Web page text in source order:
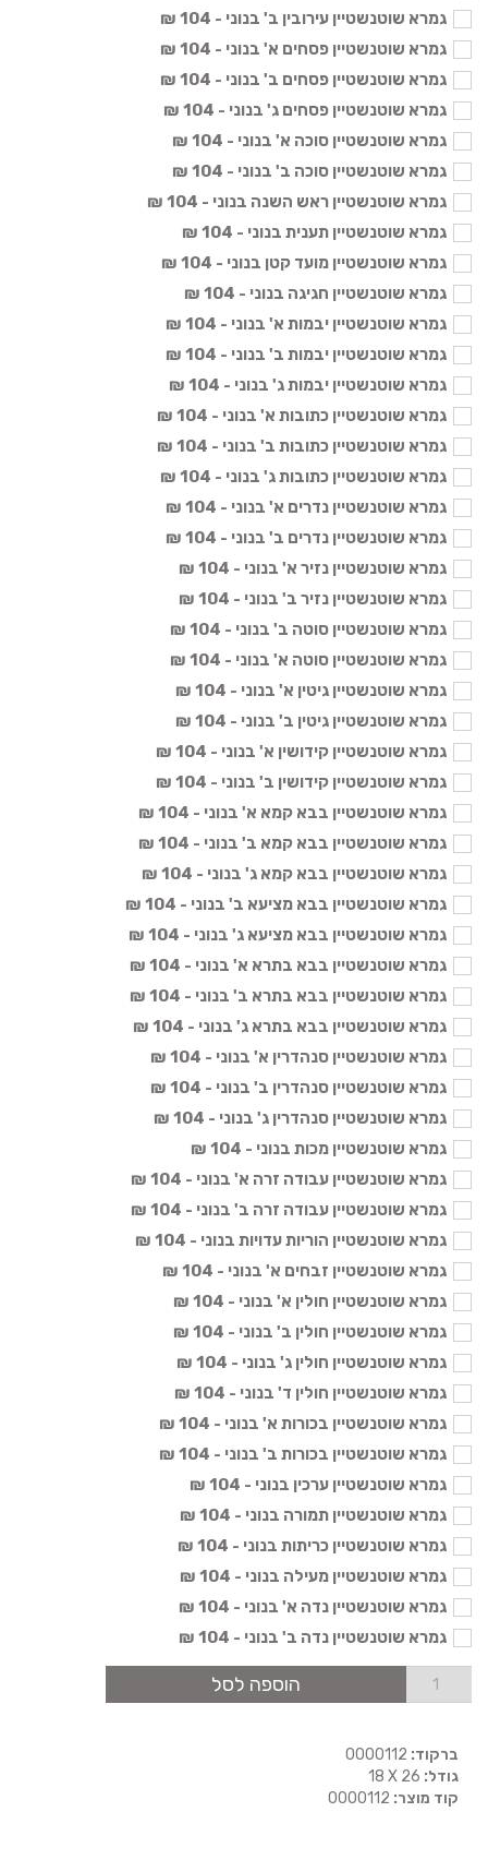
גמרא שוטנשטיין עירובין ב' בנוני - 104 ₪
גמרא שוטנשטיין פסחים א' בנוני - 104 ₪
גמרא שוטנשטיין פסחים ב' בנוני - 104 ₪
גמרא שוטנשטיין פסחים ג' בנוני - 104 ₪
גמרא שוטנשטיין סוכה א' בנוני - 104 ₪
גמרא שוטנשטיין סוכה ב' בנוני - 104 ₪
גמרא שוטנשטיין ראש השנה בנוני - 104 ₪
גמרא שוטנשטיין תענית בנוני - 104 ₪
גמרא שוטנשטיין מועד קטן בנוני - 104 ₪
גמרא שוטנשטיין חגיגה בנוני - 104 ₪
גמרא שוטנשטיין יבמות א' בנוני - 104 ₪
גמרא שוטנשטיין יבמות ב' בנוני - 104 ₪
גמרא שוטנשטיין יבמות ג' בנוני - 104 ₪
גמרא שוטנשטיין כתובות א' בנוני - 104 ₪
גמרא שוטנשטיין כתובות ב' בנוני - 104 ₪
גמרא שוטנשטיין כתובות ג' בנוני - 104 ₪
גמרא שוטנשטיין נדרים א' בנוני - 104 ₪
גמרא שוטנשטיין נדרים ב' בנוני - 104 ₪
גמרא שוטנשטיין נזיר א' בנוני - 104 ₪
גמרא שוטנשטיין נזיר ב' בנוני - 104 ₪
גמרא שוטנשטיין סוטה ב' בנוני - 104 ₪
גמרא שוטנשטיין סוטה א' בנוני - 104 ₪
גמרא שוטנשטיין גיטין א' בנוני - 104 ₪
גמרא שוטנשטיין גיטין ב' בנוני - 104 ₪
גמרא שוטנשטיין קידושין א' בנוני - 104 ₪
גמרא שוטנשטיין קידושין ב' בנוני - 104 ₪
גמרא שוטנשטיין בבא קמא א' בנוני - 104 ₪
גמרא שוטנשטיין בבא קמא ב' בנוני - 104 ₪
גמרא שוטנשטיין בבא קמא ג' בנוני - 104 ₪
גמרא שוטנשטיין בבא מציעא ב' בנוני - 104 ₪
גמרא שוטנשטיין בבא מציעא ג' בנוני - 104 ₪
גמרא שוטנשטיין בבא בתרא א' בנוני - 104 ₪
גמרא שוטנשטיין בבא בתרא ב' בנוני - 104 ₪
גמרא שוטנשטיין בבא בתרא ג' בנוני - 104 ₪
גמרא שוטנשטיין סנהדרין א' בנוני - 104 ₪
גמרא שוטנשטיין סנהדרין ב' בנוני - 104 ₪
גמרא שוטנשטיין סנהדרין ג' בנוני - 104 ₪
גמרא שוטנשטיין מכות בנוני - 104 ₪
גמרא שוטנשטיין עבודה זרה א' בנוני - 104 ₪
גמרא שוטנשטיין עבודה זרה ב' בנוני - 104 ₪
גמרא שוטנשטיין הוריות עדויות בנוני - 104 ₪
גמרא שוטנשטיין זבחים א' בנוני - 104 ₪
גמרא שוטנשטיין חולין א' בנוני - 104 ₪
גמרא שוטנשטיין חולין ב' בנוני - 104 ₪
גמרא שוטנשטיין חולין ג' בנוני - 104 ₪
גמרא שוטנשטיין חולין ד' בנוני - 104 ₪
גמרא שוטנשטיין בכורות א' בנוני - 104 ₪
גמרא שוטנשטיין בכורות ב' בנוני - 104 ₪
גמרא שוטנשטיין ערכין בנוני - 104 ₪
גמרא שוטנשטיין תמורה בנוני - 104 ₪
גמרא שוטנשטיין כריתות בנוני - 104 ₪
גמרא שוטנשטיין מעילה בנוני - 104 ₪
גמרא שוטנשטיין נדה א' בנוני - 104 ₪
גמרא שוטנשטיין נדה ב' בנוני - 104 ₪
הוספה לסל
ברקוד:
גודל: 18 X 26
קוד מוצר: